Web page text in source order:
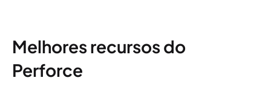
Melhores recursos do
Perforce